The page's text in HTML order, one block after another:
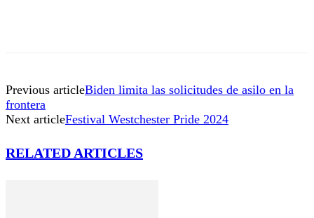
Previous articleBiden limita las solicitudes de asilo en la
frontera
Next articleFestival Westchester Pride 2024
RELATED ARTICLES